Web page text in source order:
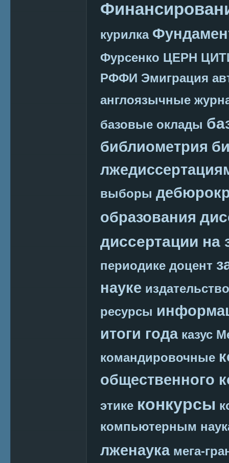
курилка
Фурсенко ЦЕРН
РФФИ Эмиграция
англоязычные
базовые оклады
библиометрия
выборы
образования
диссертации на
периодике доцент
науке издательство
ресурсы
итоги года казус
командировочные
общественного
этике конкурсы
компьютерным
лженаука мега-